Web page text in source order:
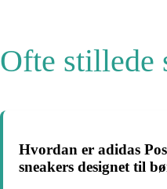
Ofte stillede
Hvordan er adidas
sneakers designet til